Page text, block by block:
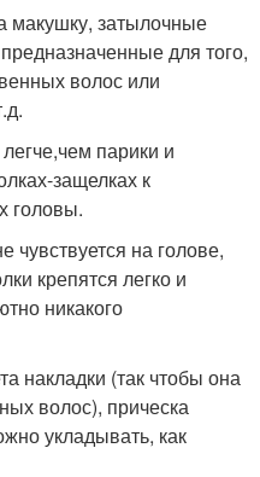
макушку, затылочные
для того,
волос или
парики и
защелках к
головы.
чувствуется на голове,
крепятся легко и
никакого
накладки (так чтобы она
волос), прическа
укладывать, как